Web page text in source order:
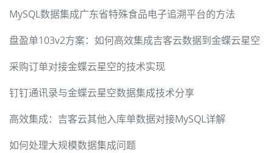
MySQL数据集成广东省特殊食品电子追溯平台的方法
盘盈单103v2方案：如何高效集成吉客云数据到金蝶云星空
采购订单对接金蝶云星空的技术实现
钉钉通讯录与金蝶云星空数据集成技术分享
高效集成：吉客云其他入库单数据对接MySQL详解
如何处理大规模数据集成问题